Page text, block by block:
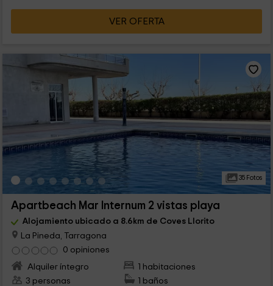
VER OFERTA
35 Fotos
Apartbeach Mar Internum 2 vistas playa
Alojamiento ubicado a 8.6km de Coves Llorito
La Pineda, Tarragona
0 opiniones
Alquiler íntegro
1 habitaciones
3 personas
1 baños